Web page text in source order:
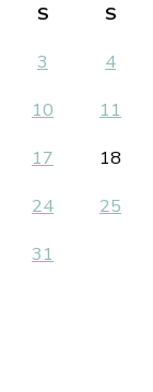
S
S
3
4
10
11
17
18
24
25
31